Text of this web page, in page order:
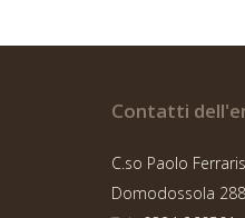
Contatti
C.so Paolo
Domodossola